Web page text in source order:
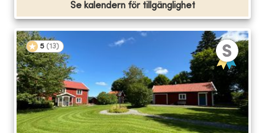
Se kalendern för tillgänglighet
5 (13)